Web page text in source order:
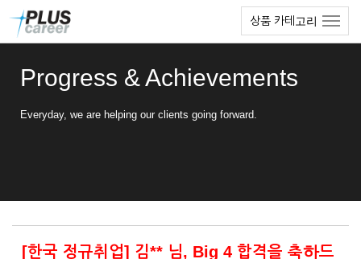
상품 카테고리
Progress & Achievements
Everyday, we are helping our clients going forward.
[한국 정규취업] 김** 님, Big 4 합격을 축하드